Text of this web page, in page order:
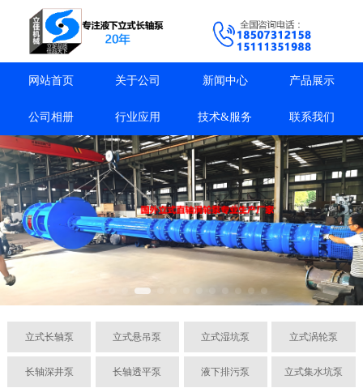
网站首页 关于公司 新闻中心 产品展示
公司相册 行业应用 技术&服务 联系我们
立式长轴泵 立式悬吊泵 立式湿坑泵 立式涡轮泵
长轴深井泵 长轴透平泵 液下排污泵 立式集水坑泵